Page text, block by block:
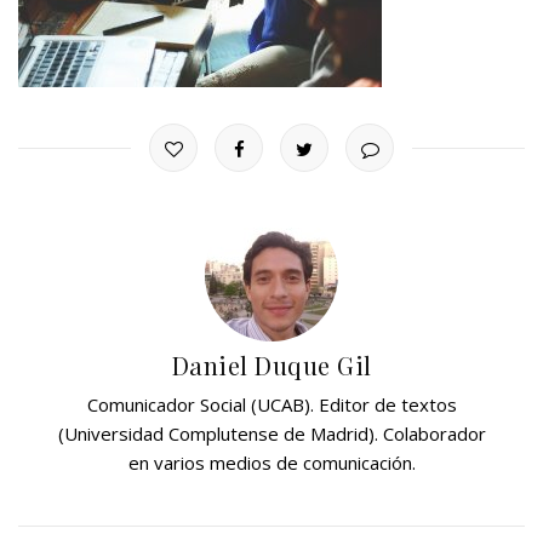
Daniel Duque Gil
Comunicador Social (UCAB). Editor de textos
(Universidad Complutense de Madrid). Colaborador
en varios medios de comunicación.